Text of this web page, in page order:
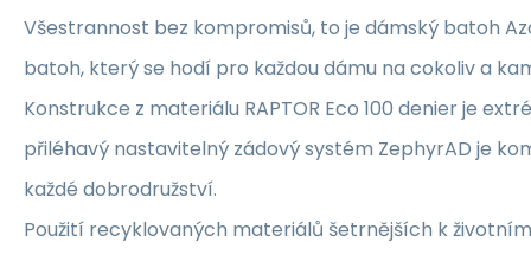
Všestrannost bez kompromisů, to je dámský batoh
batoh, který se hodí pro každou dámu na cokoliv a
Konstrukce z materiálu RAPTOR Eco 100 denier je
přiléhavý nastavitelný zádový systém ZephyrAD je
každé dobrodružství.
Použití recyklovaných materiálů šetrnějších k